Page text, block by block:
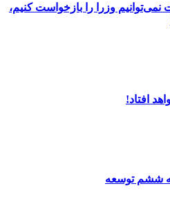
وزرا را بازخواست کنیم،
افتاد!
ششم توسعه